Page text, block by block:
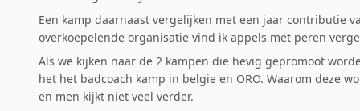
Een kamp daarnaast vergelijken met een jaar contributie
overkoepelende organisatie vind ik appels met peren
Als we kijken naar de 2 kampen die hevig gepromoot
het het badcoach kamp in belgie en ORO. Waarom deze
en men kijkt niet veel verder.